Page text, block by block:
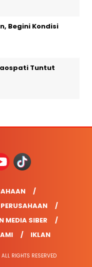
Begini Kondisi
Tuntut
MEDIA SIBER
IKLAN
RIGHTS RESERVED